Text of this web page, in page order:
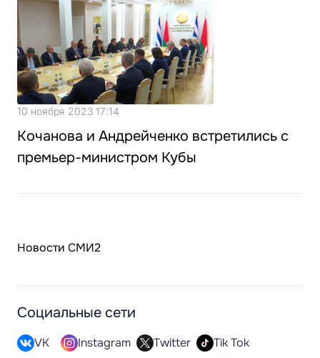
10 ноября 2023 17:14
Кочанова и Андрейченко встретились с
премьер-министром Кубы
Новости СМИ2
Социальные сети
VK Instagram Twitter
Tik Tok